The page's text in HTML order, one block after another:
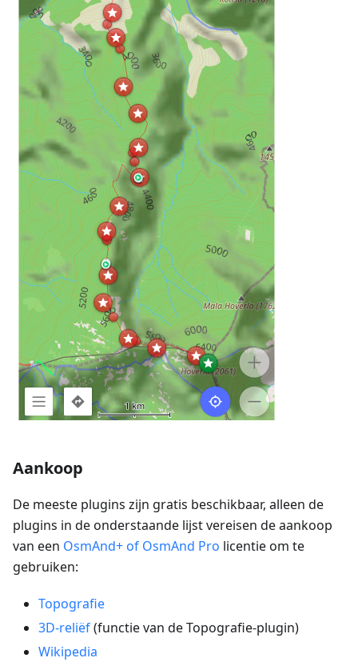
Aankoop
De meeste plugins zijn gratis beschikbaar, alleen de
plugins in de onderstaande lijst vereisen de aankoop
van een OsmAnd+ of OsmAnd Pro licentie om te
gebruiken:
Topografie
3D-reliëf(functie van de Topografie-plugin)
Wikipedia